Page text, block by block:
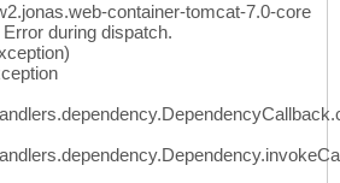
container-tomcat-7.0-core
during dispatch.